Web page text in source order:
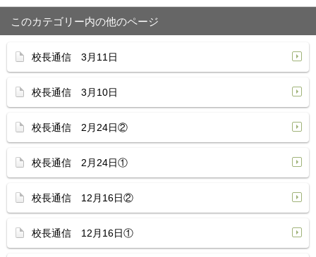
このカテゴリー内の他のページ
校長通信 3月11日
校長通信 3月10日
校長通信 2月24日②
校長通信 2月24日①
校長通信 12月16日②
校長通信 12月16日①